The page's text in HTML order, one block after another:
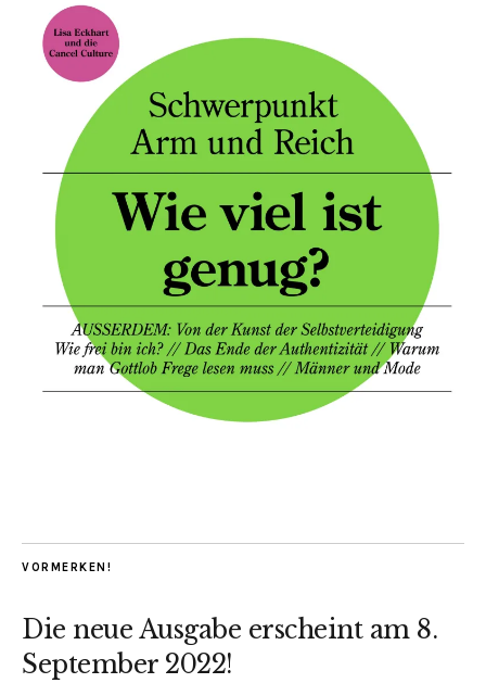
VORMERKEN!
Die neue Ausgabe erscheint am 8.
September 2022!